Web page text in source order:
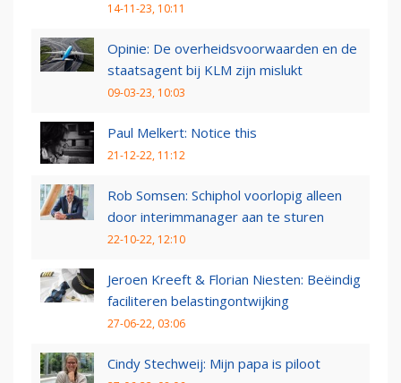
14-11-23, 10:11
Opinie: De overheidsvoorwaarden en de
staatsagent bij KLM zijn mislukt
09-03-23, 10:03
Paul Melkert: Notice this
21-12-22, 11:12
Rob Somsen: Schiphol voorlopig alleen
door interimmanager aan te sturen
22-10-22, 12:10
Jeroen Kreeft & Florian Niesten: Beëindig
faciliteren belastingontwijking
27-06-22, 03:06
Cindy Stechweij: Mijn papa is piloot